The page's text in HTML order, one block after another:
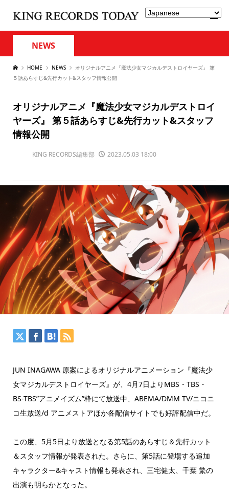
NEWS
HOME NEWS
オリジナルアニメ『魔法少⼥マジカルデストロイヤーズ』 第
５話あらすじ&先行カット&スタッフ情報公開
オリジナルアニメ『魔法少⼥マジカルデストロイ
ヤーズ』 第５話あらすじ&先行カット&スタッフ
情報公開
KING RECORDS編集部 2023.05.03 18:00
JUN INAGAWA 原案によるオリジナルアニメーション『魔法少
女マジカルデストロイヤーズ』が、4月7日よりMBS・TBS・
BS-TBS”アニメイズム”枠にて放送中、ABEMA/DMM TV/ニコニ
コ生放送/d アニメストアほか各配信サイトでも好評配信中だ。
この度、5月5日より放送となる第5話のあらすじ＆先行カット
＆スタッフ情報が発表された。さらに、第5話に登場する追加
キャラクター&キャスト情報も発表され、三宅健太、千葉 繁の
出演も明らかとなった。